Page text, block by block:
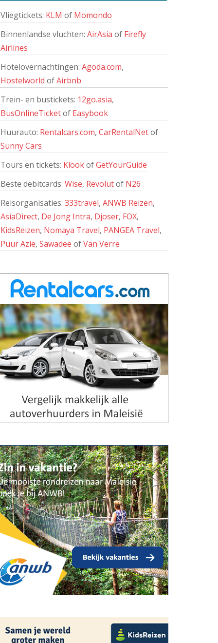
Vliegtickets: KLM of Momondo
Binnenlandse vluchten: AirAsia of Firefly
Airlines
Hotelovernachtingen: Agoda.com,
Hostelworld ofAirbnb
Trein- en bustickets: 12go.asia,
BusOnlineTicketof Easybook
Huurauto: Rentalcars.com, CarRentalNetof
Sunny Cars
Tours en tickets: KlookofGetYourGuide
Beste debitcards: Wise, Revolutof N26
Reisorganisaties: 333travel, ANWB Reizen,
AsiaDirect, De Jong Intra, Djoser, FOX,
KidsReizen, Nomaya Travel, PANGEA Travel,
Puur Azië, Sawadee ofVan Verre